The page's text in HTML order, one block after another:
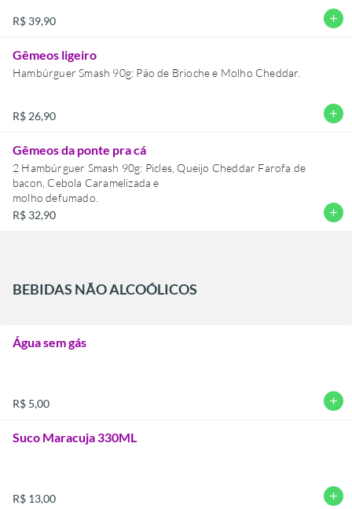
R$ 39,90 add
Gêmeos ligeiro
Hambúrguer Smash 90g: Pão de Brioche e Molho Cheddar.
R$ 26,90 add
Gêmeos da ponte pra cá
2 Hambúrguer Smash 90g: Picles, Queijo Cheddar Farofa de
bacon, Cebola Caramelizada e
molho defumado.
R$ 32,90
add
BEBIDAS NÃO ALCOÓLICOS
Água sem gás
R$ 5,00 add
Suco Maracuja 330ML
R$ 13,00 add